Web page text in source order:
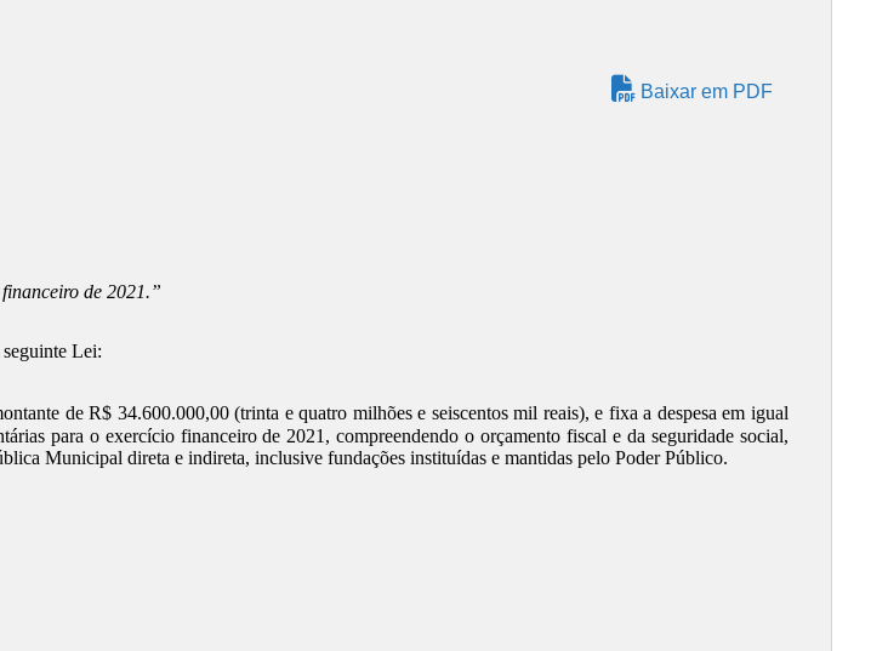
Baixar em PDF
de 2021.”
Lei:
de R$ 34.600.000,00 (trinta e quatro milhões e seiscentos mil reais), e fixa a despesa em igual
para o exercício financeiro de 2021, compreendendo o orçamento fiscal e da seguridade social,
Municipal direta e indireta, inclusive fundações instituídas e mantidas pelo Poder Público.